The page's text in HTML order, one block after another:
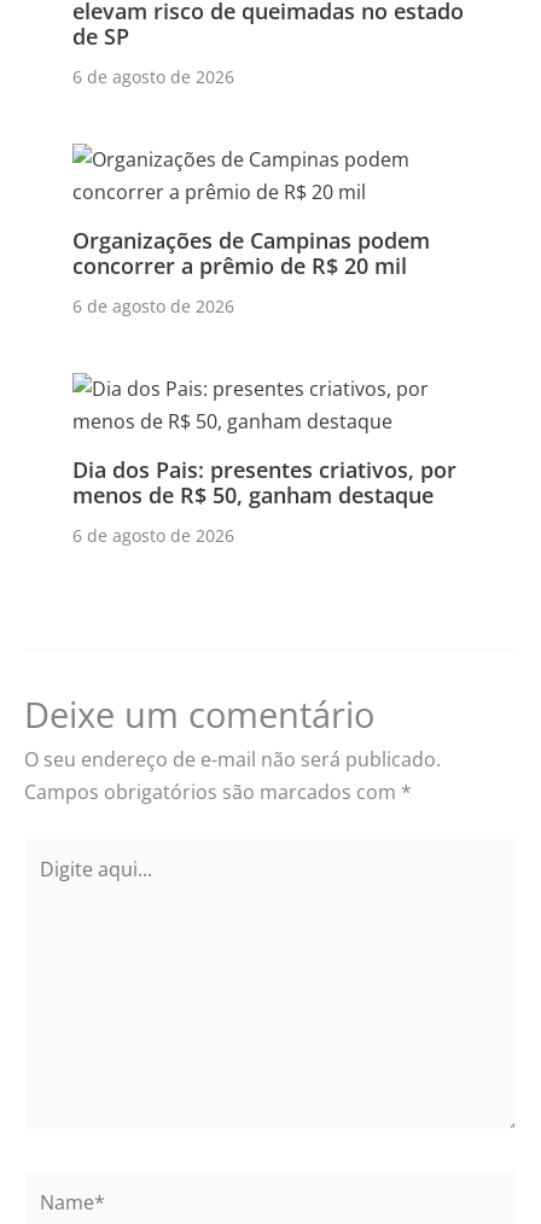
elevam risco de queimadas no estado
de SP
6 de agosto de 2026
Organizações de Campinas podem
concorrer a prêmio de R$ 20 mil
6 de agosto de 2026
Dia dos Pais: presentes criativos, por
menos de R$ 50, ganham destaque
6 de agosto de 2026
Deixe um comentário
O seu endereço de e-mail não será publicado.
Campos obrigatórios são marcados com *
aqui...